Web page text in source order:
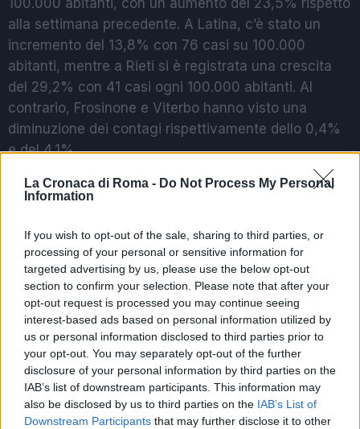
La Cronaca di Roma - Do Not Process My Personal
Information
If you wish to opt-out of the sale, sharing to third parties, or
processing of your personal or sensitive information for
targeted advertising by us, please use the below opt-out
section to confirm your selection. Please note that after your
opt-out request is processed you may continue seeing
interest-based ads based on personal information utilized by
us or personal information disclosed to third parties prior to
your opt-out. You may separately opt-out of the further
disclosure of your personal information by third parties on the
IAB’s list of downstream participants. This information may
also be disclosed by us to third parties on the IAB’s List of
Downstream Participants that may further disclose it to other
alla settimana precedente. A Latina, c’è stato un
incremento del 13,8% con 76 casi su 100.000
abitanti, mentre a Rieti si è registrata una crescita
del 29,2% con 41 casi ogni 100.000 abitanti. Al
contrario, Frosinone e Viterbo hanno visto una
diminuzione dei contagi rispettivamente dello 0,4%
e del 4,1%.
POTREBBE INTERESSARTI
“Tutta Italia zona rossa a Pasqua
e Pasquetta”
5 anni fa
Draghi: “Accelerazione della
campagna vaccinale e aiuti a
famiglie e imprese”
Nonostante il trend in crescita dei contagi, il Lazio si
mantiene al momento ancora in area verde per